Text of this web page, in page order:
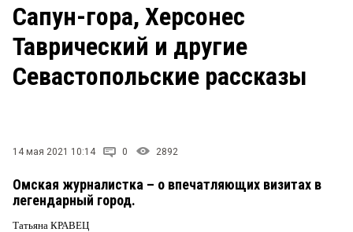
ЗАКОН
НОВОСТИ КОМПАНИЙ
Рейтинги
Блоги
Архив
Сапун-гора, Херсонес
Таврический и другие
Севастопольские рассказы
14 мая 2021 10:14 0 2892
Омская журналистка – о впечатляющих визитах в
легендарный город.
Татьяна КРАВЕЦ